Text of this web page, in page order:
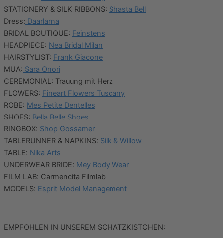
STATIONERY & SILK RIBBONS: Shasta Bell
Dress: Daarlarna
BRIDAL BOUTIQUE: Feinstens
HEADPIECE: Nea Bridal Milan
HAIRSTYLIST: Frank Giacone
MUA: Sara Onori
CEREMONIAL: Trauung mit Herz
FLOWERS: Fineart Flowers Tuscany
ROBE: Mes Petite Dentelles
SHOES: Bella Belle Shoes
RINGBOX: Shop Gossamer
TABLERUNNER & NAPKINS: Silk & Willow
TABLE: Nika Arts
UNDERWEAR BRIDE: Mey Body Wear
FILM LAB: Carmencita Filmlab
MODELS: Esprit Model Management
EMPFOHLEN IN UNSEREM SCHATZKISTCHEN: